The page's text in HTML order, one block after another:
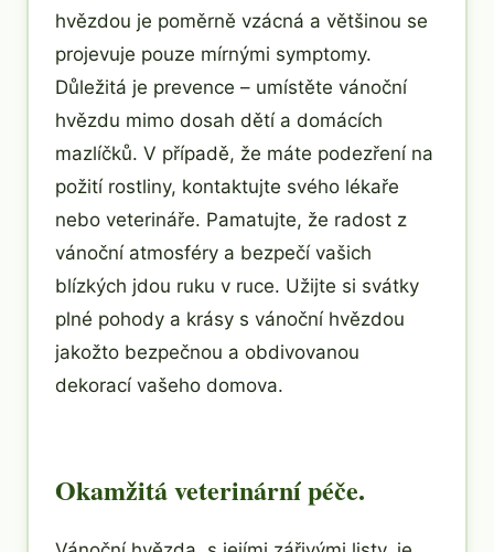
hvězdou je poměrně vzácná a většinou se
projevuje pouze mírnými symptomy.
Důležitá je prevence – umístěte vánoční
hvězdu mimo dosah dětí a domácích
mazlíčků. V případě, že máte podezření na
požití rostliny, kontaktujte svého lékaře
nebo veterináře. Pamatujte, že radost z
vánoční atmosféry a bezpečí vašich
blízkých jdou ruku v ruce. Užijte si svátky
plné pohody a krásy s vánoční hvězdou
jakožto bezpečnou a obdivovanou
dekorací vašeho domova.
Okamžitá veterinární péče.